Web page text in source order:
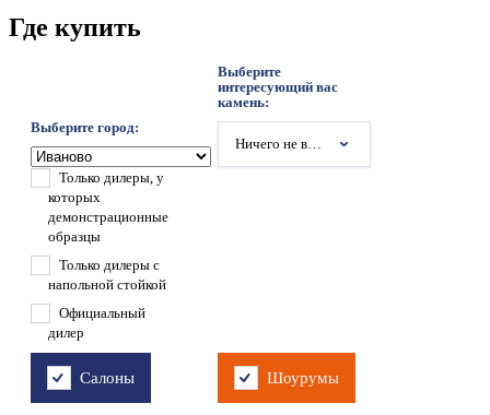
Где купить
Выберите город:
Выберите
интересующий вас
камень:
Ничего не выбрано
Только дилеры, у
которых
демонстрационные
образцы
Только дилеры с
напольной стойкой
Официальный
дилер
Салоны Шоурумы